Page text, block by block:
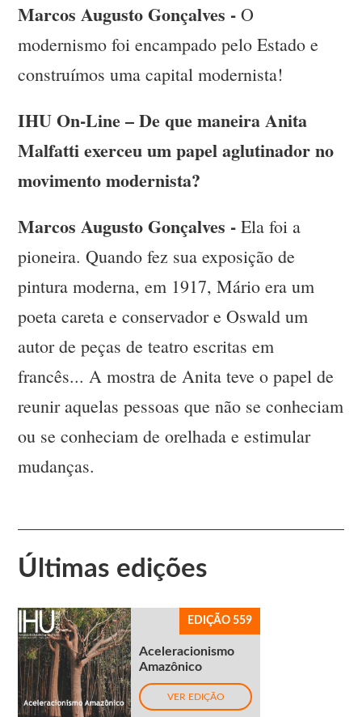
Marcos Augusto Gonçalves - O
modernismo foi encampado pelo Estado e
construímos uma capital modernista!
IHU On-Line – De que maneira Anita
Malfatti exerceu um papel aglutinador no
movimento modernista?
Marcos Augusto Gonçalves - Ela foi a
pioneira. Quando fez sua exposição de
pintura moderna, em 1917, Mário era um
poeta careta e conservador e Oswald um
autor de peças de teatro escritas em
francês... A mostra de Anita teve o papel de
reunir aquelas pessoas que não se conheciam
ou se conheciam de orelhada e estimular
mudanças.
Últimas edições
EDIÇÃO 559
Aceleracionismo
Amazônico
VER EDIÇÃO